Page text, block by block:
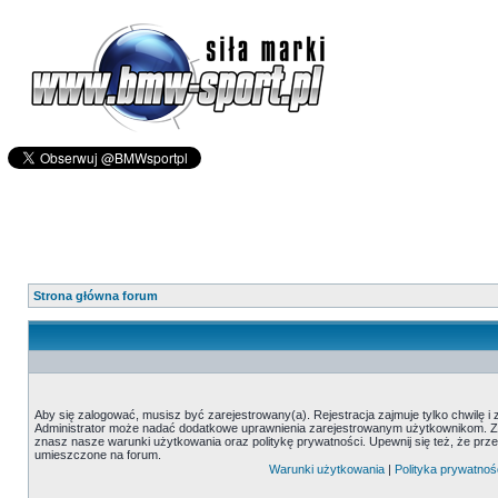
Strona główna forum
Aby się zalogować, musisz być zarejestrowany(a). Rejestracja zajmuje tylko chwilę i
Administrator może nadać dodatkowe uprawnienia zarejestrowanym użytkownikom.
znasz nasze warunki użytkowania oraz politykę prywatności. Upewnij się też, że
umieszczone na forum.
Warunki użytkowania | Polityka